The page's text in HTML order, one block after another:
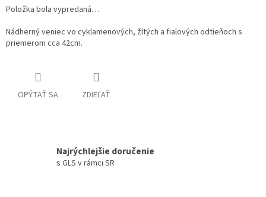
Položka bola vypredaná…
Nádherný veniec vo cyklamenových, žltých a fialových odtieňoch s
priemerom cca 42cm.
OPÝTAŤ SA ZDIEĽAŤ
Najrýchlejšie doručenie
s GLS v rámci SR